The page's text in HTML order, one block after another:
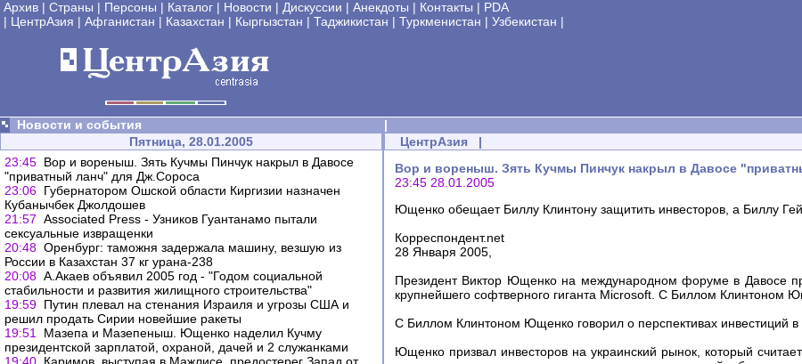
Архив | Страны | Персоны | Каталог | Новости | Дискуссии | Анекдоты | Контакты | PDA
| ЦентрАзия | Афганистан | Казахстан | Кыргызстан | Таджикистан | Туркменистан | Узбекистан |
Новости и события
|
Пятница, 28.01.2005
23:45 Вор и вореныш. Зять Кучмы Пинчук накрыл в Давосе
"приватный ланч" для Дж.Сороса
23:06 Губернатором Ошской области Киргизии назначен
Кубанычбек Джолдошев
21:57 Associated Press - Узников Гуантанамо пытали
сексуальные извращенки
20:48 Оренбург: таможня задержала машину, везшую из
России в Казахстан 37 кг урана-238
20:08 А.Акаев объявил 2005 год - "Годом социальной
стабильности и развития жилищного строительства"
19:59 Путин плевал на стенания Израиля и угрозы США и
решил продать Сирии новейшие ракеты
19:51
Мазепа и Мазепеныш. Ющенко наделил Кучму
президентской зарплатой, охраной, дачей и 2 служанками
ЦентрАзия |
Вор и вореныш. Зять Кучмы Пинчук накрыл в Давосе
23:45 28.01.2005
Ющенко обещает Биллу Клинтону защитить инвесторов, а Биллу
Корреспондент.net
28 Января 2005,
Президент Виктор Ющенко на международном форуме в Давосе
крупнейшего софтверного гиганта Microsoft. С Биллом Клинтоном
С Биллом Клинтоном Ющенко говорил о перспективах инвестиций
Ющенко призвал инвесторов на украинский рынок, который